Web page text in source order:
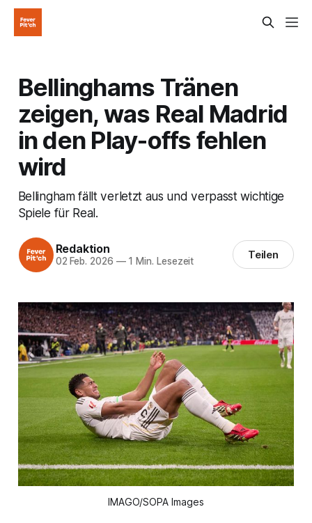
Bellinghams Tränen
zeigen, was Real Madrid
in den Play-offs fehlen
wird
Bellingham fällt verletzt aus und verpasst wichtige
Spiele für Real.
Redaktion
02 Feb. 2026 —1 Min. Lesezeit Teilen
IMAGO/SOPA Images